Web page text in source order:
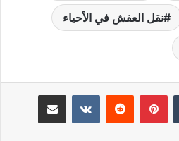
نقل العفش في الأحياء
بينتيريست مشاركة عبر البريد